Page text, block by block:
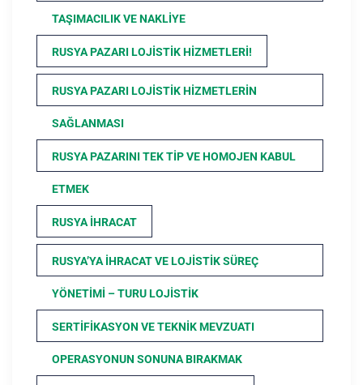
TAŞIMACILIK VE NAKLIYE
RUSYA PAZARI LOJISTIK HIZMETLERI!
RUSYA PAZARI LOJISTIK HIZMETLERIN
SAĞLANMASI
RUSYA PAZARINI TEK TIP VE HOMOJEN KABUL
ETMEK
RUSYA İHRACAT
RUSYA’YA İHRACAT VE LOJISTIK SÜREÇ
YÖNETIMI – TURU LOJISTIK
SERTIFIKASYON VE TEKNIK MEVZUATI
OPERASYONUN SONUNA BIRAKMAK